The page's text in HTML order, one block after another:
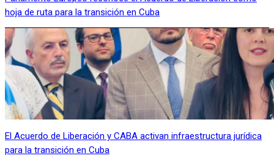
hoja de ruta para la transición en Cuba
El Acuerdo de Liberación y CABA activan infraestructura jurídica
para la transición en Cuba